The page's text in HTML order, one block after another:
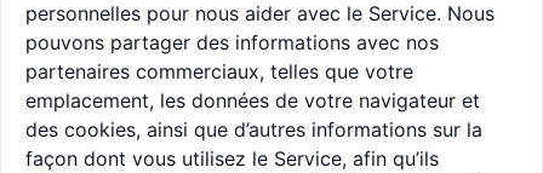
personnelles pour nous aider avec le Service. Nous
pouvons partager des informations avec nos
partenaires commerciaux, telles que votre
emplacement, les données de votre navigateur et
des cookies, ainsi que d’autres informations sur la
façon dont vous utilisez le Service, afin qu’ils